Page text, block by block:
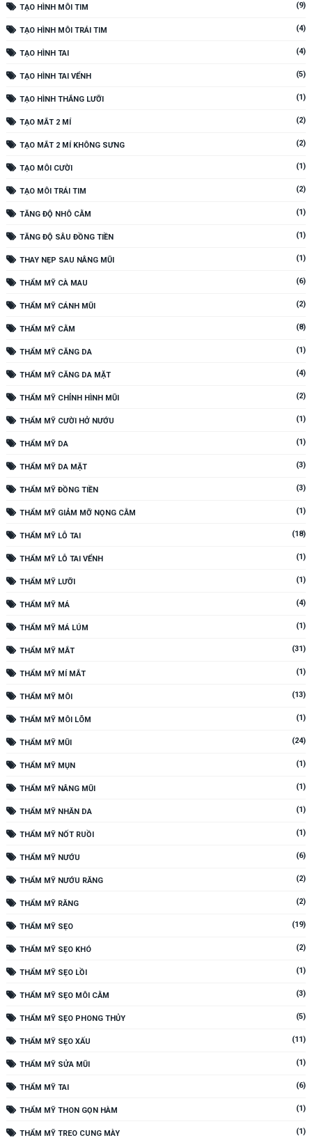
TẠO HÌNH MÔI TIM (9)
TẠO HÌNH MÔI TRÁI TIM (4)
TẠO HÌNH TAI (4)
TẠO HÌNH TAI VỂNH (5)
TẠO HÌNH THẮNG LƯỠI (1)
TẠO MẮT 2 MÍ (2)
TẠO MẮT 2 MÍ KHÔNG SƯNG (2)
TẠO MÔI CƯỜI (1)
TẠO MÔI TRÁI TIM (2)
TĂNG ĐỘ NHÔ CẰM (1)
TĂNG ĐỘ SÂU ĐỒNG TIỀN (1)
THAY NẸP SAU NÂNG MŨI (1)
THẨM MỸ CÀ MAU (6)
THẨM MỸ CÁNH MŨI (2)
THẨM MỸ CẰM (8)
THẨM MỸ CĂNG DA (1)
THẨM MỸ CĂNG DA MẶT (4)
THẨM MỸ CHỈNH HÌNH MŨI (2)
THẨM MỸ CƯỜI HỞ NƯỚU (1)
THẨM MỸ DA (1)
THẨM MỸ DA MẶT (3)
THẨM MỸ ĐỒNG TIỀN (3)
THẨM MỸ GIẢM MỠ NỌNG CẰM (1)
THẨM MỸ LỖ TAI (18)
THẨM MỸ LỖ TAI VỂNH (1)
THẨM MỸ LƯỠI (1)
THẨM MỸ MÁ (4)
THẨM MỸ MÁ LÚM (1)
THẨM MỸ MẮT (31)
THẨM MỸ MÍ MẮT (1)
THẨM MỸ MÔI (13)
THẨM MỸ MÔI LÕM (1)
THẨM MỸ MŨI (24)
THẨM MỸ MỤN (1)
THẨM MỸ NÂNG MŨI (1)
THẨM MỸ NHĂN DA (1)
THẨM MỸ NỐT RUỒI (1)
THẨM MỸ NƯỚU (6)
THẨM MỸ NƯỚU RĂNG (2)
THẨM MỸ RĂNG (2)
THẨM MỸ SẸO (19)
THẨM MỸ SẸO KHÓ (2)
THẨM MỸ SẸO LỒI (1)
THẨM MỸ SẸO MÔI CẰM (3)
THẨM MỸ SẸO PHONG THỦY (5)
THẨM MỸ SẸO XẤU (11)
THẨM MỸ SỬA MŨI (1)
THẨM MỸ TAI (6)
THẨM MỸ THON GỌN HÀM (1)
THẨM MỸ TREO CUNG MÀY (1)